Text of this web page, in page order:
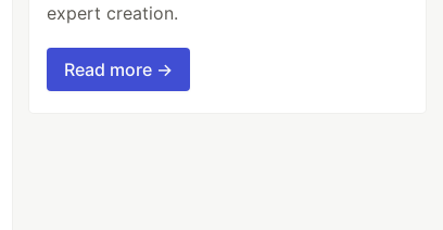
expert creation.
Read more →